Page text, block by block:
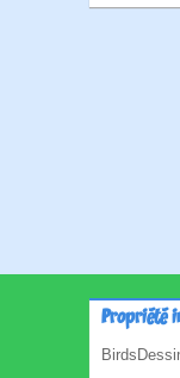
Propriété